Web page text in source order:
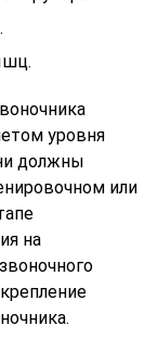
уровня
должны
или
на